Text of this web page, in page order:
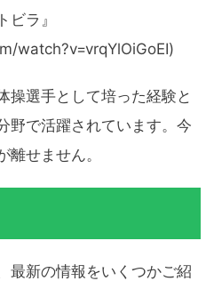
ビラ』
watch?v=vrqYlOiGoEI)
操選手として培った経験と
野で活躍されています。今
せません。
最新の情報をいくつかご紹